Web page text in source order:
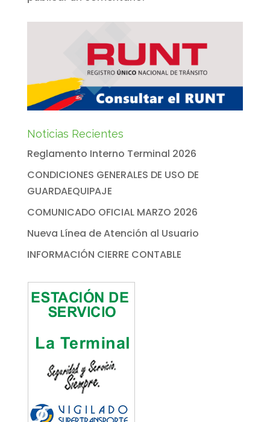
Noticias Recientes
Reglamento Interno Terminal 2026
CONDICIONES GENERALES DE USO DE
GUARDAEQUIPAJE
COMUNICADO OFICIAL MARZO 2026
Nueva Línea de Atención al Usuario
INFORMACIÓN CIERRE CONTABLE